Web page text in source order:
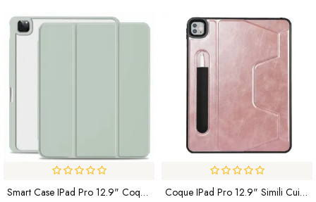
Smart Case IPad Pro 12.9" Coque Détachable
Coque IPad Pro 12.9" Simili Cuir Support Mains Libres